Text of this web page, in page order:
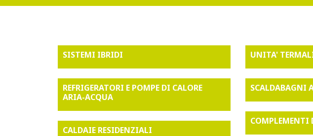
SISTEMI IBRIDI
REFRIGERATORI E POMPE DI CALORE
ARIA-ACQUA
CALDAIE RESIDENZIALI
UNITA'
SCALDABAGNI